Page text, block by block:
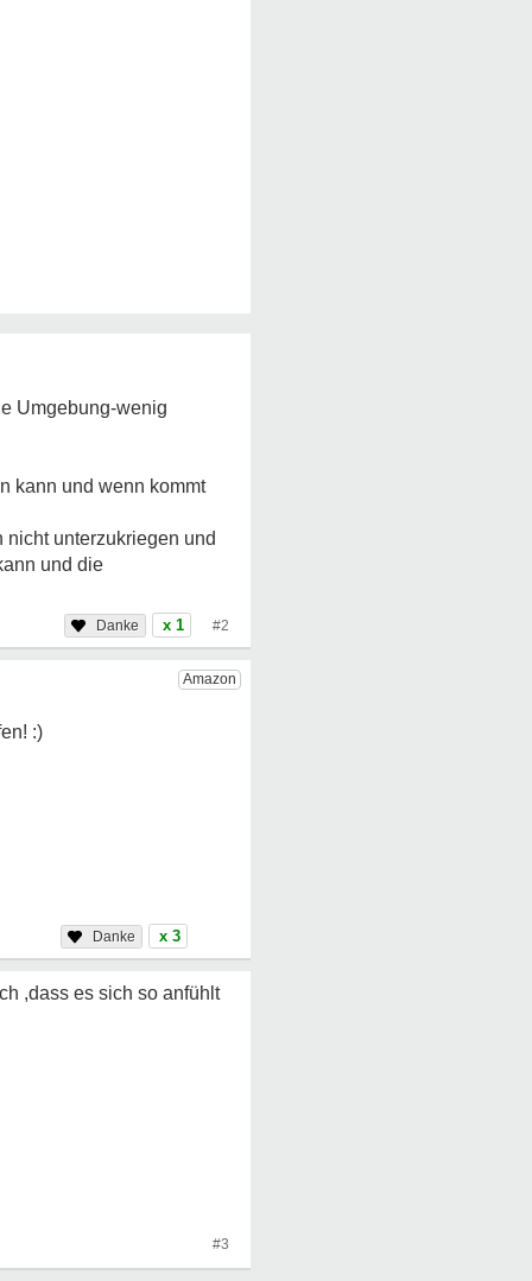
Umgebung-wenig
kann und wenn kommt
unterzukriegen und
und die
x 1 #2
x 3
,dass es sich so anfühlt
#3